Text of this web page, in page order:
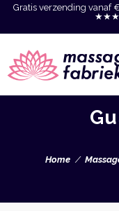
Gratis verzending vanaf
Home